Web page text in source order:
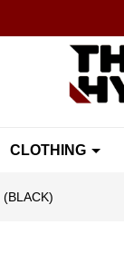
CLOTHING